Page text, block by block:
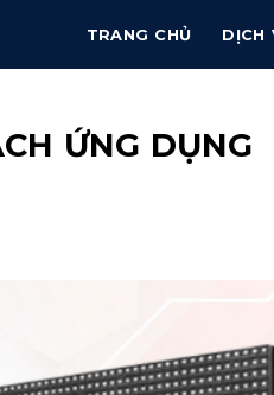
TRANG CHỦ DỊCH
ỨNG DỤNG